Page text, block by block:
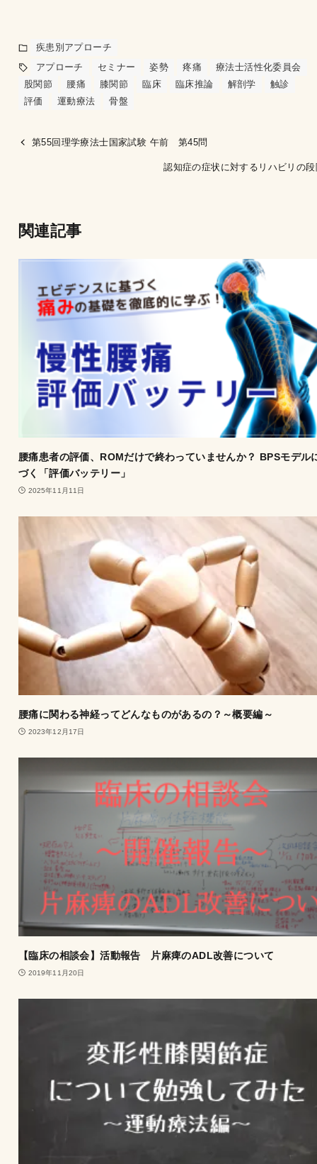
疾患別アプローチ
アプローチ
セミナー 姿勢 疼痛
療法士活性化委員会
股関節
腰痛 膝関節 臨床 臨床推論 解剖学
触診
評価
運動療法 骨盤
第55回理学療法士国家試験 午前 第45問
認知症の症状に対するリハビリの
関連記事
腰痛患者の評価、ROMだけで終わっていませんか？ BPSモデル
づく「評価バッテリー」
2025年11月11日
腰痛に関わる神経ってどんなものがあるの？～概要編～
2023年12月17日
【臨床の相談会】活動報告 片麻痺のADL改善について
2019年11月20日